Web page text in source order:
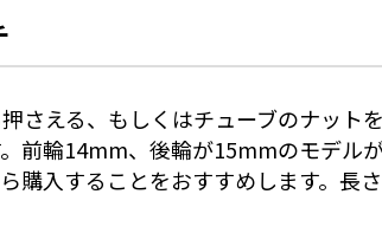
さえる、もしくはチューブのナット
前輪14mm、後輪が15mmのモデル
購入することをおすすめします。長